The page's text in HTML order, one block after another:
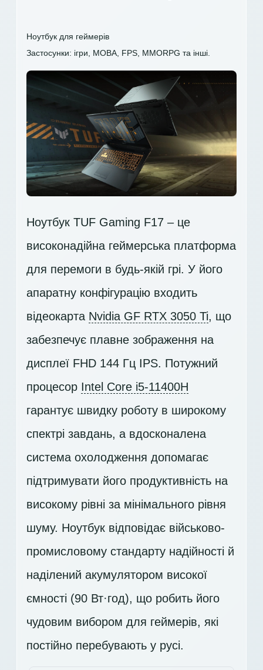
Ноутбук для геймерів
Застосунки: ігри, MOBA, FPS, MMORPG та інші.
Ноутбук TUF Gaming F17 – це
високонадійна геймерська платформа
для перемоги в будь-якій грі. У його
апаратну конфігурацію входить
відеокарта Nvidia GF RTX 3050 Ti, що
забезпечує плавне зображення на
дисплеї FHD 144 Гц IPS. Потужний
процесор Intel Core i5-11400H
гарантує швидку роботу в широкому
спектрі завдань, а вдосконалена
система охолодження допомагає
підтримувати його продуктивність на
високому рівні за мінімального рівня
шуму. Ноутбук відповідає військово-
промисловому стандарту надійності й
наділений акумулятором високої
ємності (90 Вт·год), що робить його
чудовим вибором для геймерів, які
постійно перебувають у русі.